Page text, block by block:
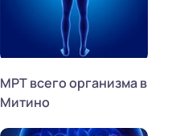
МРТ всего организма в
Митино